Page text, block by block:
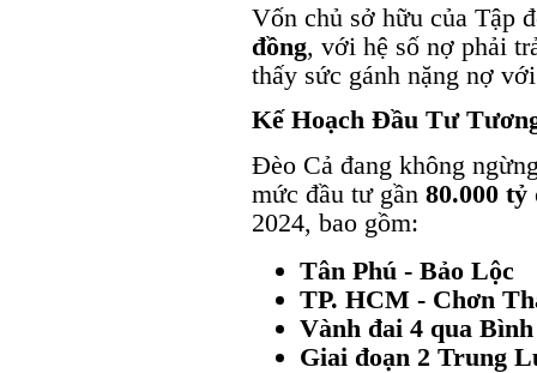
Vốn chủ sở hữu của Tập
đồng, với hệ số nợ phải
thấy sức gánh nặng nợ
Kế Hoạch Đầu Tư
Đèo Cả đang không
mức đầu tư gần 80.000 tỷ
2024, bao gồm:
Tân Phú - Bảo Lộc
TP. HCM - Chơn
Vành đai 4 qua
Giai đoạn 2 Trung